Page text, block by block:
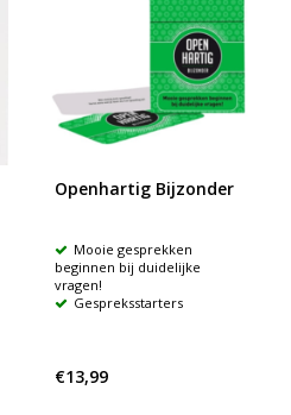
Openhartig Bijzonder
Mooie gesprekken
beginnen bij duidelijke
vragen!
Gespreksstarters
€13,99